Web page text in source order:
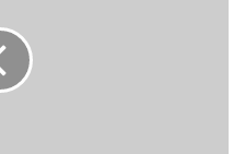
fe para los próximos